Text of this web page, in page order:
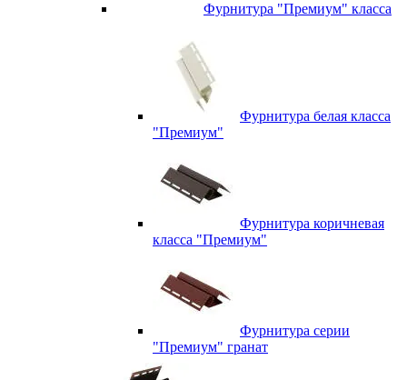
Фурнитура "Премиум" класса
Фурнитура белая класса
"Премиум"
Фурнитура коричневая
класса "Премиум"
Фурнитура серии
"Премиум" гранат